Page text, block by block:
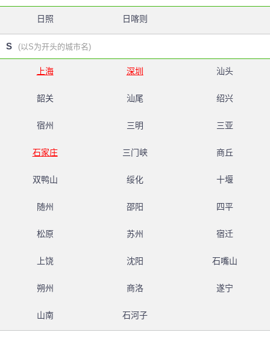
日照 日喀则
S (以S为开头的城市名)
上海 深圳 汕头
韶关 汕尾 绍兴
宿州 三明 三亚
石家庄 三门峡 商丘
双鸭山 绥化 十堰
随州 邵阳 四平
松原 苏州 宿迁
上饶 沈阳 石嘴山
朔州 商洛 遂宁
山南 石河子